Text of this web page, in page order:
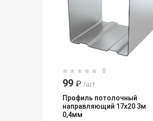
0
99 ₽ /шт.
Профиль потолочный
направляющий 17x20 3м
0,4мм